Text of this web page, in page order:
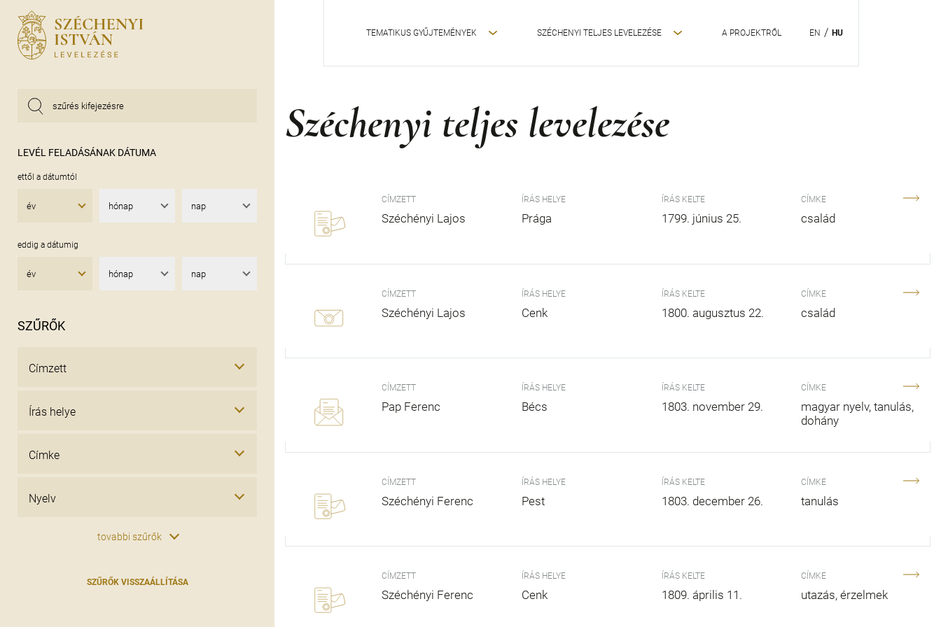
TEMATIKUS GYŰJTEMÉNYEK SZÉCHENYI TELJES LEVELEZÉSE A PROJEKTRŐL EN HU
LEVÉL FELADÁSÁNAK DÁTUMA
ettől a dátumtól
év hónap nap
eddig a dátumig
év hónap nap
SZŰRŐK
tovabbi szűrők
SZŰRŐK VISSZAÁLLÍTÁSA
Széchenyi teljes levelezése
CÍMZETT
Széchényi Lajos
ÍRÁS HELYE
Prága
ÍRÁS KELTE
1799. június 25.
CÍMKE
család
CÍMZETT
Széchényi Lajos
ÍRÁS HELYE
Cenk
ÍRÁS KELTE
1800. augusztus 22.
CÍMKE
család
CÍMZETT
Pap Ferenc
ÍRÁS HELYE
Bécs
ÍRÁS KELTE
1803. november 29.
CÍMKE
magyar nyelv tanulás
dohány
CÍMZETT
Széchényi Ferenc
ÍRÁS HELYE
Pest
ÍRÁS KELTE
1803. december 26.
CÍMKE
tanulás
CÍMZETT
Széchényi Ferenc
ÍRÁS HELYE
Cenk
ÍRÁS KELTE
1809. április 11.
CÍMKE
utazás érzelmek